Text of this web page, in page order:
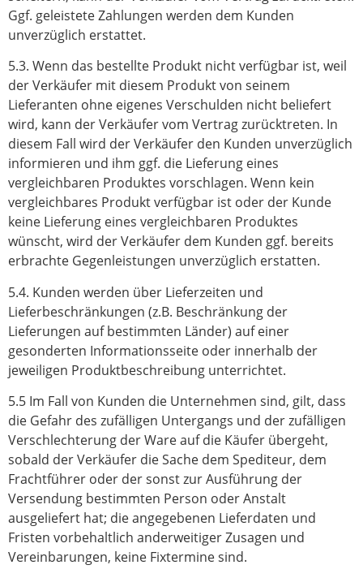
Ggf. geleistete Zahlungen werden dem Kunden
unverzüglich erstattet.
5.3. Wenn das bestellte Produkt nicht verfügbar ist, weil
der Verkäufer mit diesem Produkt von seinem
Lieferanten ohne eigenes Verschulden nicht beliefert
wird, kann der Verkäufer vom Vertrag zurücktreten. In
diesem Fall wird der Verkäufer den Kunden unverzüglich
informieren und ihm ggf. die Lieferung eines
vergleichbaren Produktes vorschlagen. Wenn kein
vergleichbares Produkt verfügbar ist oder der Kunde
keine Lieferung eines vergleichbaren Produktes
wünscht, wird der Verkäufer dem Kunden ggf. bereits
erbrachte Gegenleistungen unverzüglich erstatten.
5.4. Kunden werden über Lieferzeiten und
Lieferbeschränkungen (z.B. Beschränkung der
Lieferungen auf bestimmten Länder) auf einer
gesonderten Informationsseite oder innerhalb der
jeweiligen Produktbeschreibung unterrichtet.
5.5 Im Fall von Kunden die Unternehmen sind, gilt, dass
die Gefahr des zufälligen Untergangs und der zufälligen
Verschlechterung der Ware auf die Käufer übergeht,
sobald der Verkäufer die Sache dem Spediteur, dem
Frachtführer oder der sonst zur Ausführung der
Versendung bestimmten Person oder Anstalt
ausgeliefert hat; die angegebenen Lieferdaten und
Fristen vorbehaltlich anderweitiger Zusagen und
Vereinbarungen, keine Fixtermine sind.